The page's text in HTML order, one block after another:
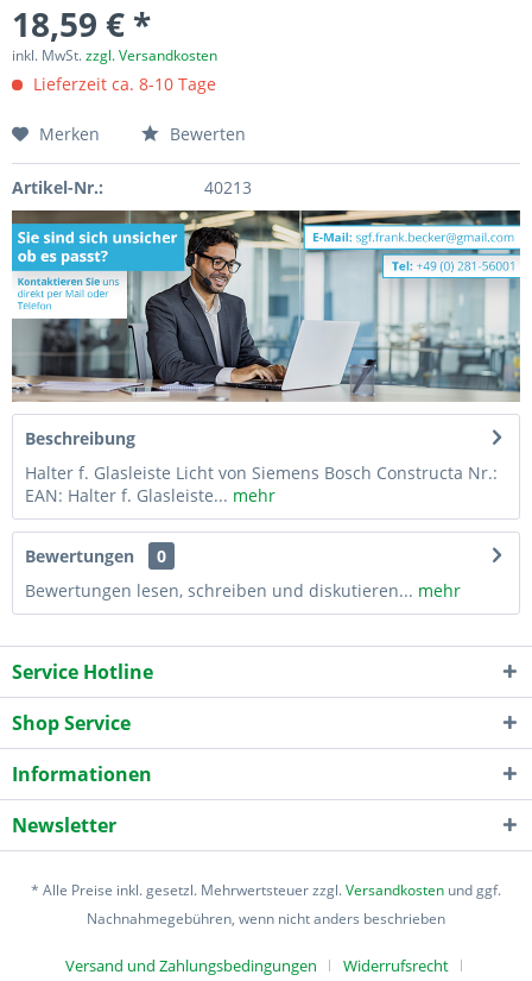
18,59 € *
inkl. MwSt.zzgl. Versandkosten
Lieferzeit ca. 8-10 Tage
Merken Bewerten
Artikel-Nr.: 40213
Beschreibung
Halter f. Glasleiste Licht von Siemens Bosch Constructa Nr.:
EAN: Halter f. Glasleiste... mehr
Bewertungen
0
Bewertungen lesen, schreiben und diskutieren... mehr
Service Hotline
Shop Service
Informationen
Newsletter
* Alle Preise inkl. gesetzl. Mehrwertsteuer zzgl.Versandkosten und ggf.
Nachnahmegebühren, wenn nicht anders beschrieben
Versand und Zahlungsbedingungen Widerrufsrecht